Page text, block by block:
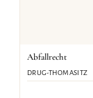
Abfallrecht
DRUG-THOMASITZ